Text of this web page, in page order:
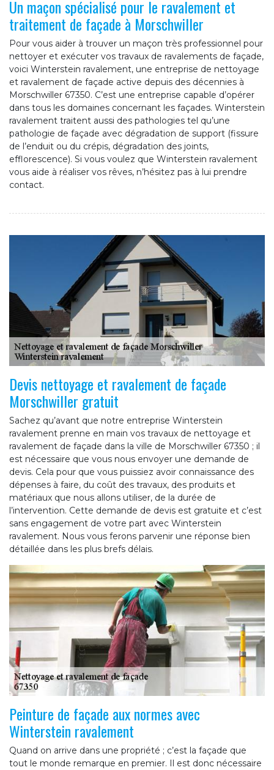
Un maçon spécialisé pour le ravalement et
traitement de façade à Morschwiller
Pour vous aider à trouver un maçon très professionnel pour
nettoyer et exécuter vos travaux de ravalements de façade,
voici Winterstein ravalement, une entreprise de nettoyage
et ravalement de façade active depuis des décennies à
Morschwiller 67350. C’est une entreprise capable d’opérer
dans tous les domaines concernant les façades. Winterstein
ravalement traitent aussi des pathologies tel qu’une
pathologie de façade avec dégradation de support (fissure
de l’enduit ou du crépis, dégradation des joints,
efflorescence). Si vous voulez que Winterstein ravalement
vous aide à réaliser vos rêves, n’hésitez pas à lui prendre
contact.
Devis nettoyage et ravalement de façade
Morschwiller gratuit
Sachez qu’avant que notre entreprise Winterstein
ravalement prenne en main vos travaux de nettoyage et
ravalement de façade dans la ville de Morschwiller 67350 ; il
est nécessaire que vous nous envoyer une demande de
devis. Cela pour que vous puissiez avoir connaissance des
dépenses à faire, du coût des travaux, des produits et
matériaux que nous allons utiliser, de la durée de
l’intervention. Cette demande de devis est gratuite et c’est
sans engagement de votre part avec Winterstein
ravalement. Nous vous ferons parvenir une réponse bien
détaillée dans les plus brefs délais.
Peinture de façade aux normes avec
Winterstein ravalement
Quand on arrive dans une propriété ; c’est la façade que
tout le monde remarque en premier. Il est donc nécessaire